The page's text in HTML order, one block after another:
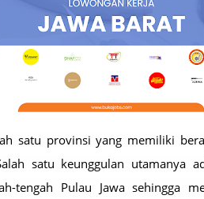
satu provinsi yang memiliki
satu keunggulan utamanya
tengah Pulau Jawa sehingga